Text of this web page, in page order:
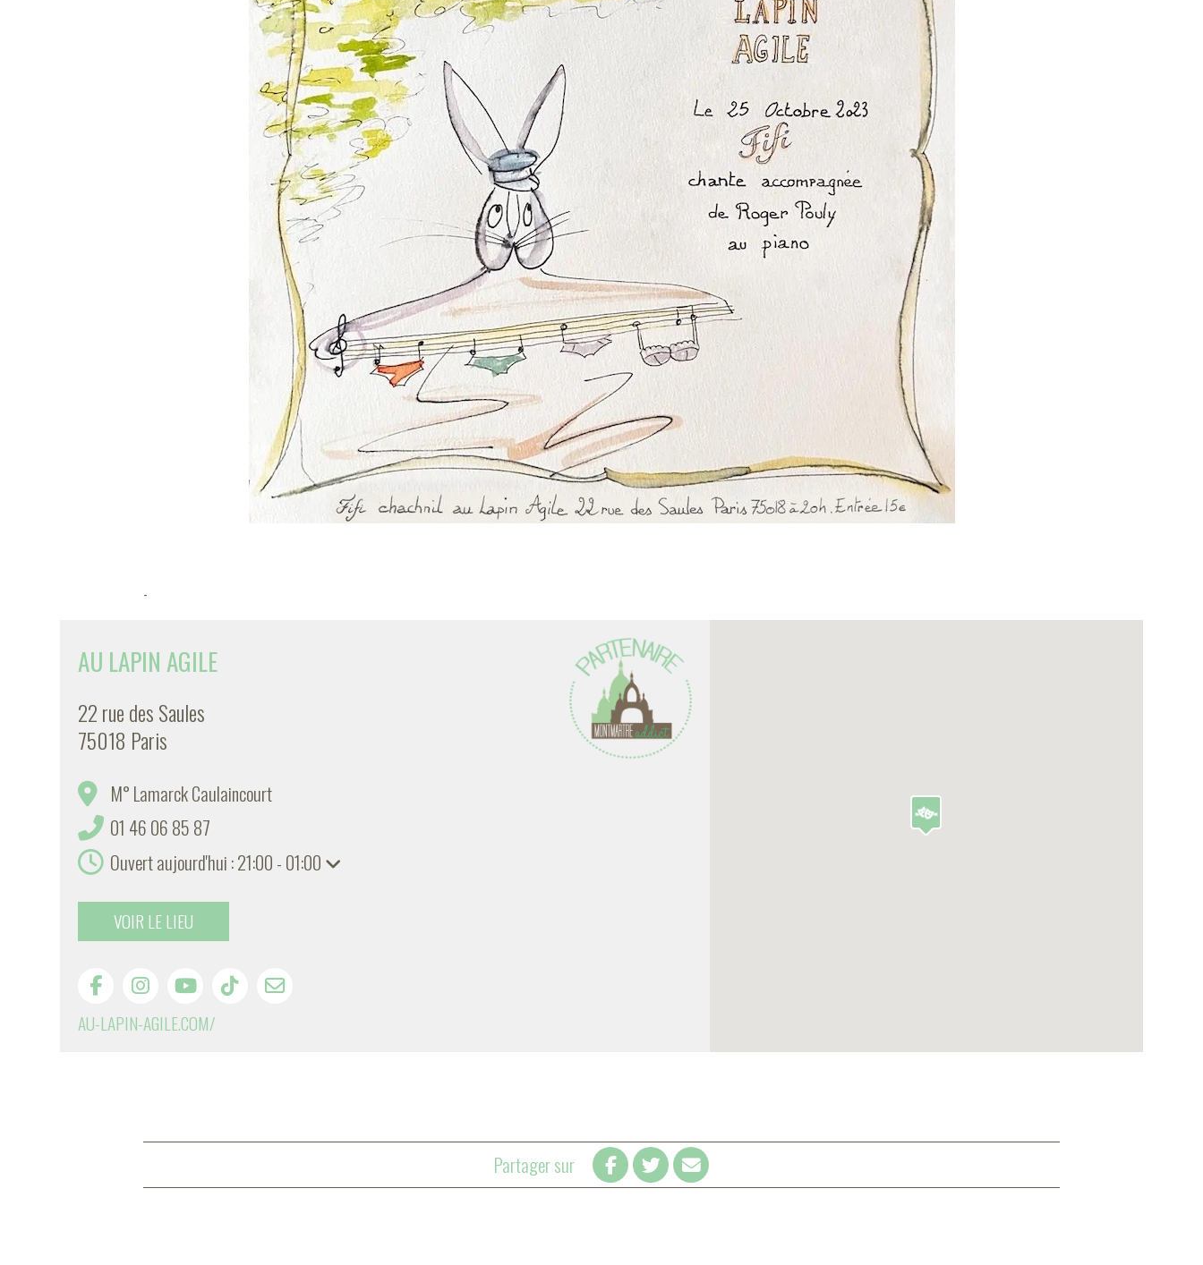
-
AU LAPIN AGILE
22 rue des Saules
75018 Paris
M° Lamarck Caulaincourt
01 46 06 85 87
Ouvert aujourd'hui : 21:00 - 01:00
VOIR LE LIEU
AU-LAPIN-AGILE.COM/
Partager sur